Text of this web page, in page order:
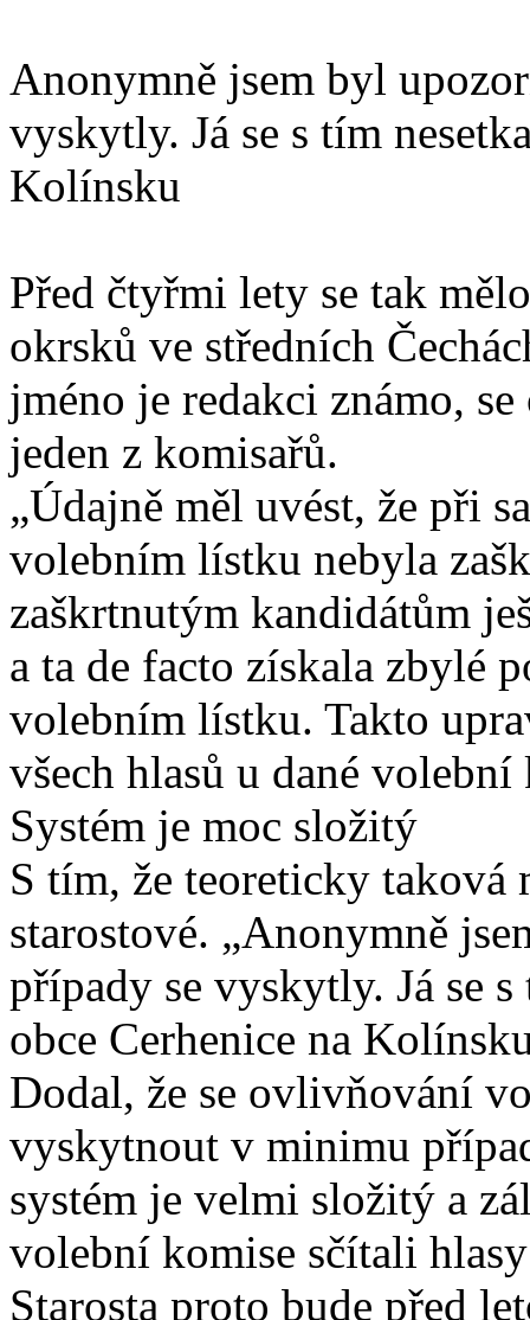
Anonymně jsem byl
vyskytly. Já se s tím
Kolínsku
Před čtyřmi lety se tak
okrsků ve středních
jméno je redakci známo,
jeden z komisařů.
„Údajně měl uvést, že při
volebním lístku nebyla
zaškrtnutým kandidátům
a ta de facto získala zbylé
volebním lístku. Takto
všech hlasů u dané
Systém je moc složitý
S tím, že teoreticky taková
starostové. „Anonymně
případy se vyskytly. Já se
obce Cerhenice na
Dodal, že se ovlivňování
vyskytnout v minimu
systém je velmi složitý a
volební komise sčítali
Starosta proto bude před